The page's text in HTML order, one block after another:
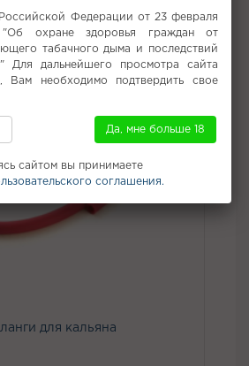
для кальяна
Федерации от 23 февраля
охране здоровья граждан от
табачного дыма и последствий
Для дальнейшего просмотра сайта
Вам необходимо подтвердить свое
Да, мне больше 18
сайтом вы принимаете
соглашения.